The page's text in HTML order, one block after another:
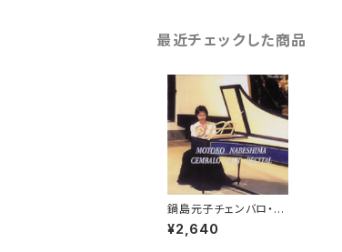
最近チェックした商品
鍋島元子チェンバロ・ラ
スト・リサイタル Cem
balo Last Recital
¥2,640